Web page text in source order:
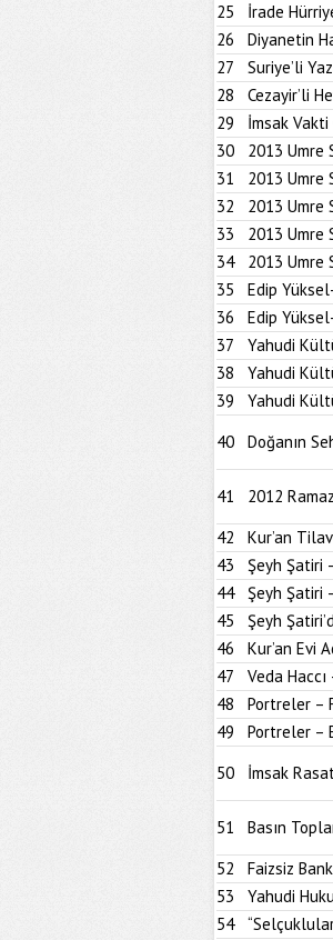
25
İrade
26
Diyanetin
27
Suriye’li
28
Cezayir’li
29
İmsak
30
2013 Umre
31
2013 Umre
32
2013 Umre
33
2013 Umre
34
2013 Umre
35
Edip
36
Edip
37
Yahudi
38
Yahudi
39
Yahudi
40
Doğanın
41 2012
42
Kur’an
43
Şeyh Şatiri
44
Şeyh Şatiri
45
Şeyh
46
Kur’an Evi
47
Veda
48
Portreler –
49
Portreler –
50
İmsak
51 Basın
52
Faizsiz
53
Yahudi
54